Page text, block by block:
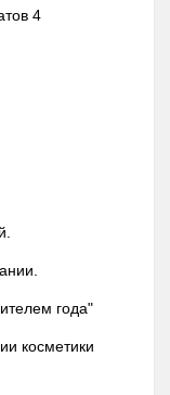
4
года"
косметики